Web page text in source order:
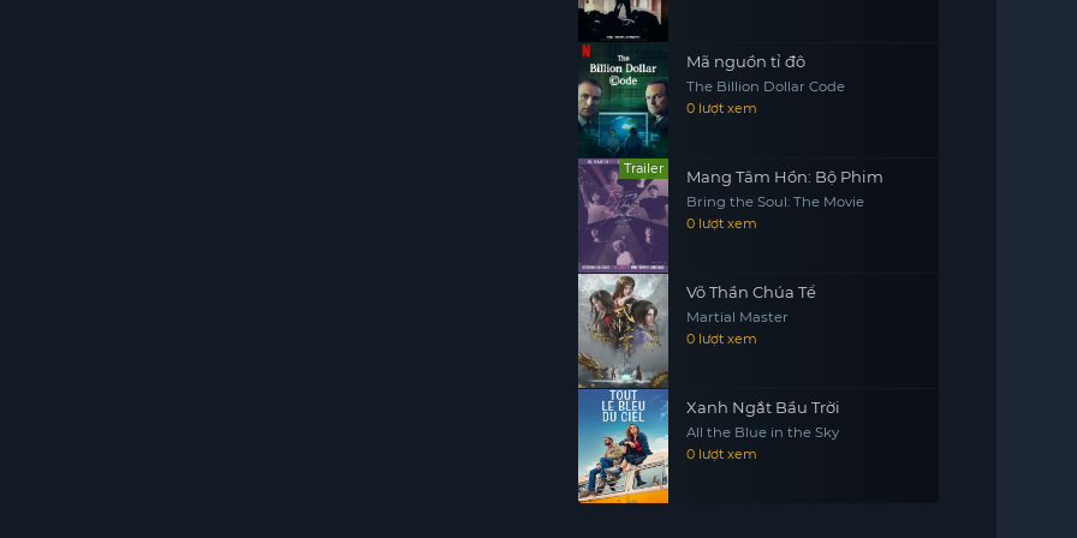
Mã nguồn tỉ đô
The Billion Dollar Code
0 lượt xem
Trailer Mang Tâm Hồn: Bộ Phim
Bring the Soul: The Movie
0 lượt xem
Võ Thần Chúa Tể
Martial Master
0 lượt xem
Xanh Ngắt Bầu Trời
All the Blue in the Sky
0 lượt xem